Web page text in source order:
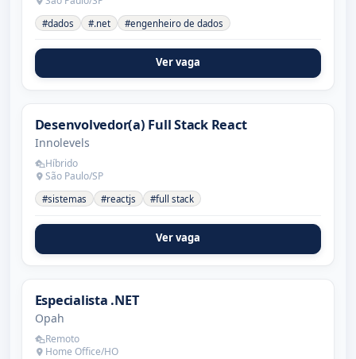
#dados #.net #engenheiro de dados
Ver vaga
Desenvolvedor(a) Full Stack React
Innolevels
Híbrido
São Paulo/SP
#sistemas #reactjs #full stack
Ver vaga
Especialista .NET
Opah
Remoto
Home Office/HO